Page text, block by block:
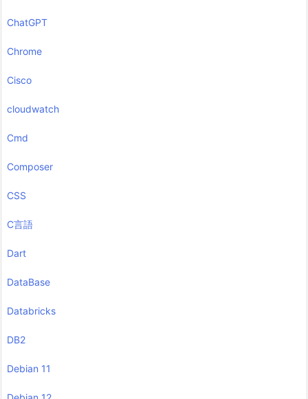
ChatGPT
Chrome
Cisco
cloudwatch
Cmd
Composer
CSS
C言語
Dart
DataBase
Databricks
DB2
Debian 11